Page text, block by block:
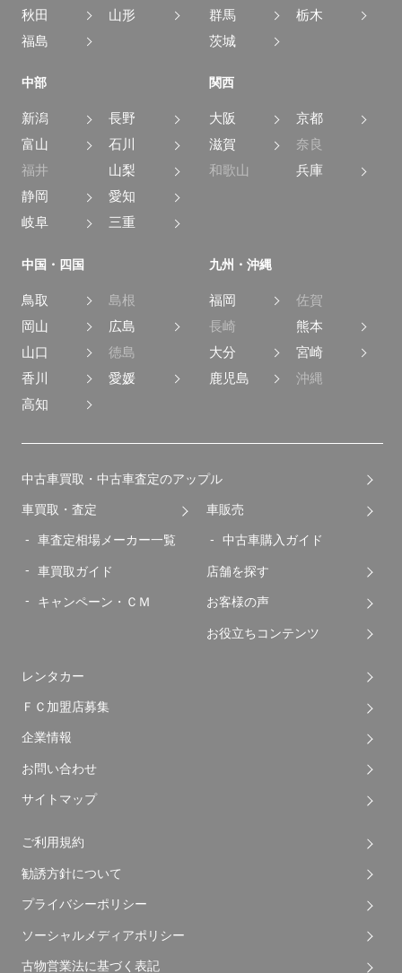
秋田
山形
福島
群馬
栃木
茨城
中部
新潟
長野
富山
石川
福井
山梨
静岡
愛知
岐阜
三重
関西
大阪
京都
滋賀
奈良
和歌山
兵庫
中国・四国
鳥取
島根
岡山
広島
山口
徳島
香川
愛媛
高知
九州・沖縄
福岡
佐賀
長崎
熊本
大分
宮崎
鹿児島
沖縄
中古車買取・中古車査定のアップル
車買取・査定
車査定相場メーカー一覧
車買取ガイド
キャンペーン・ＣＭ
車販売
中古車購入ガイド
店舗を探す
お客様の声
お役立ちコンテンツ
レンタカー
ＦＣ加盟店募集
企業情報
お問い合わせ
サイトマップ
ご利用規約
勧誘方針について
プライバシーポリシー
ソーシャルメディアポリシー
古物営業法に基づく表記